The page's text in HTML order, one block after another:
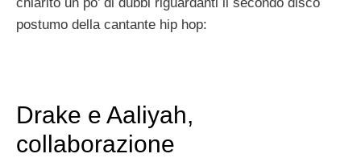
postumo della cantante hip hop:
Drake e Aaliyah,
collaborazione